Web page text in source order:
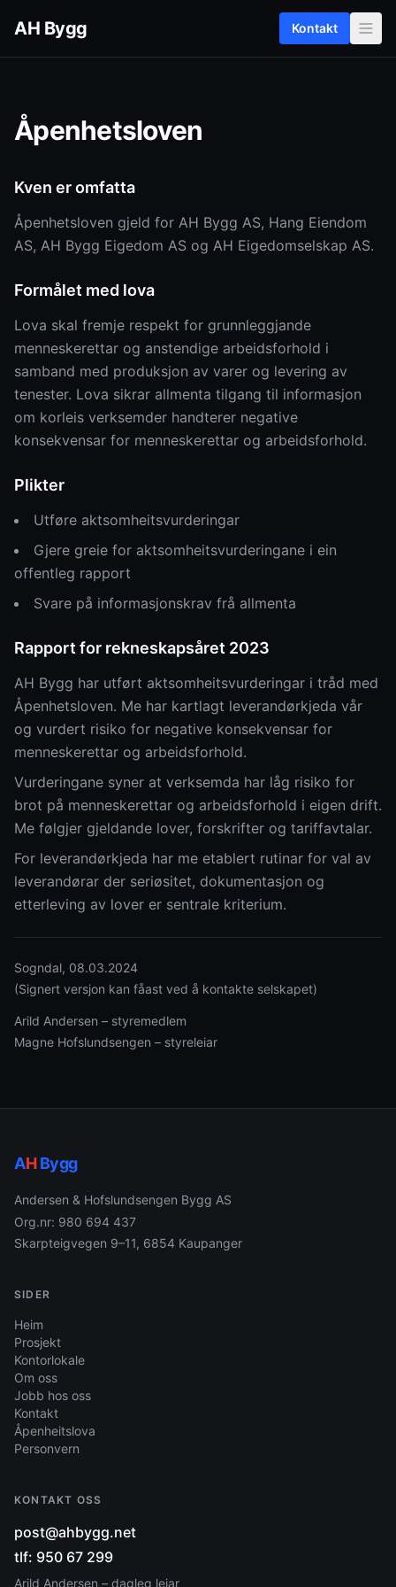
AH Bygg Kontakt
Åpenhetsloven
Kven er omfatta
Åpenhetsloven gjeld for AH Bygg AS, Hang Eiendom
AS, AH Bygg Eigedom AS og AH Eigedomselskap AS.
Formålet med lova
Lova skal fremje respekt for grunnleggjande
menneskerettar og anstendige arbeidsforhold i
samband med produksjon av varer og levering av
tenester. Lova sikrar allmenta tilgang til informasjon
om korleis verksemder handterer negative
konsekvensar for menneskerettar og arbeidsforhold.
Plikter
Utføre aktsomheitsvurderingar
Gjere greie for aktsomheitsvurderingane i ein
offentleg rapport
Svare på informasjonskrav frå allmenta
Rapport for rekneskapsåret 2023
AH Bygg har utført aktsomheitsvurderingar i tråd med
Åpenhetsloven. Me har kartlagt leverandørkjeda vår
og vurdert risiko for negative konsekvensar for
menneskerettar og arbeidsforhold.
Vurderingane syner at verksemda har låg risiko for
brot på menneskerettar og arbeidsforhold i eigen drift.
Me følgjer gjeldande lover, forskrifter og tariffavtalar.
For leverandørkjeda har me etablert rutinar for val av
leverandørar der seriøsitet, dokumentasjon og
etterleving av lover er sentrale kriterium.
Sogndal, 08.03.2024
(Signert versjon kan fåast ved å kontakte selskapet)
Arild Andersen – styremedlem
Magne Hofslundsengen – styreleiar
AHBygg
Andersen & Hofslundsengen Bygg AS
Org.nr: 980 694 437
Skarpteigvegen 9–11, 6854 Kaupanger
SIDER
Heim
Prosjekt
Kontorlokale
Om oss
Jobb hos oss
Kontakt
Åpenheitslova
Personvern
KONTAKT OSS
post@ahbygg.net
tlf: 950 67 299
Arild Andersen – dagleg leiar